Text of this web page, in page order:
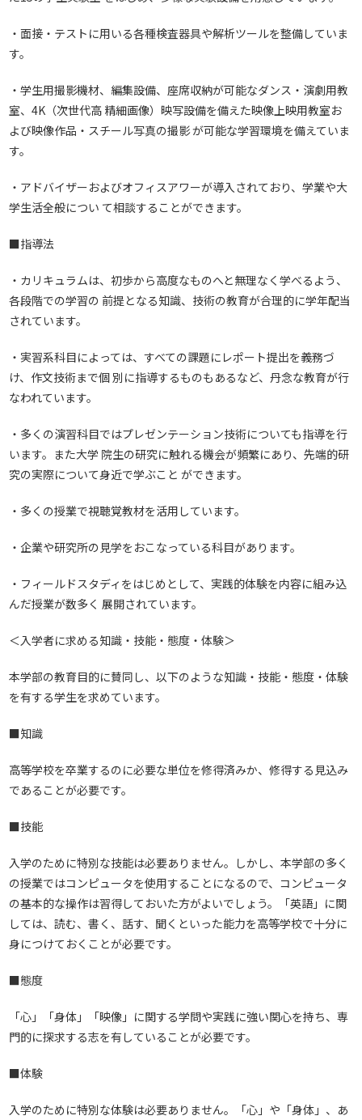
・面接・テストに用いる各種検査器具や解析ツールを整備していま
す。
・学生用撮影機材、編集設備、座席収納が可能なダンス・演劇用教
室、4K（次世代高 精細画像）映写設備を備えた映像上映用教室お
よび映像作品・スチール写真の撮影 が可能な学習環境を備えていま
す。
・アドバイザーおよびオフィスアワーが導入されており、学業や大
学生活全般につい て相談することができます。
■指導法
・カリキュラムは、初歩から高度なものへと無理なく学べるよう、
各段階での学習の 前提となる知識、技術の教育が合理的に学年配当
されています。
・実習系科目によっては、すべての課題にレポート提出を義務づ
け、作文技術まで個 別に指導するものもあるなど、丹念な教育が行
なわれています。
・多くの演習科目ではプレゼンテーション技術についても指導を行
います。また大学 院生の研究に触れる機会が頻繁にあり、先端的研
究の実際について身近で学ぶこと ができます。
・多くの授業で視聴覚教材を活用しています。
・企業や研究所の見学をおこなっている科目があります。
・フィールドスタディをはじめとして、実践的体験を内容に組み込
んだ授業が数多く 展開されています。
＜入学者に求める知識・技能・態度・体験＞
本学部の教育目的に賛同し、以下のような知識・技能・態度・体験
を有する学生を求めています。
■知識
高等学校を卒業するのに必要な単位を修得済みか、修得する見込み
であることが必要です。
■技能
入学のために特別な技能は必要ありません。しかし、本学部の多く
の授業ではコンピュータを使用することになるので、コンピュータ
の基本的な操作は習得しておいた方がよいでしょう。「英語」に関
しては、読む、書く、話す、聞くといった能力を高等学校で十分に
身につけておくことが必要です。
■態度
「心」「身体」「映像」に関する学問や実践に強い関心を持ち、専
門的に探求する志を有していることが必要です。
■体験
入学のために特別な体験は必要ありません。「心」や「身体」、あ